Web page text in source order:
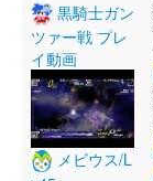
黒騎士ガン
ツァー戦 プレ
イ動画
メビウス/L